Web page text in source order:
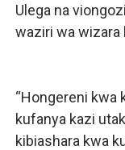
Ulega na
waziri wa wizara
“Hongereni kwa
kufanya kazi
kibiashara kwa